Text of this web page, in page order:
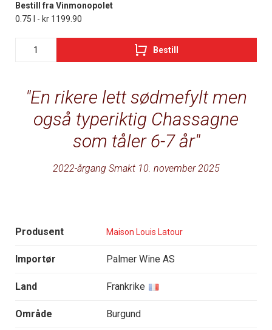
En rikere lett sødmefylt men
også typeriktig Chassagne
som tåler 6-7 år
2022-årgang Smakt 10. november 2025
Produsent Maison Louis Latour
Importør Palmer Wine AS
Land Frankrike
Område Burgund
Bestill fra Vinmonopolet
0.75 l - kr 1199.90
Bestill